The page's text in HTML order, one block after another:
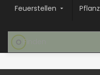
Feuerstellen